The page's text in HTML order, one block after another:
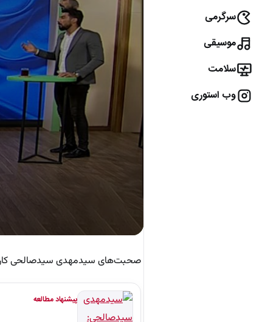
سرگرمی
موسیقی
سلامت
وب استوری
صحبت‌های سیدمهدی سیدصالحی
پیشنهاد مطالعه